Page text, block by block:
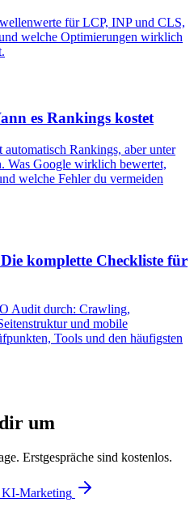
für LCP, INP und CLS,
welche Optimierungen wirklich
es Rankings kostet
Rankings, aber unter
Was Google wirklich bewertet,
welche Fehler du vermeiden
komplette Checkliste für
Audit durch: Crawling,
und mobile
Tools und den häufigsten
um
Erstgespräche sind kostenlos.
KI-Marketing